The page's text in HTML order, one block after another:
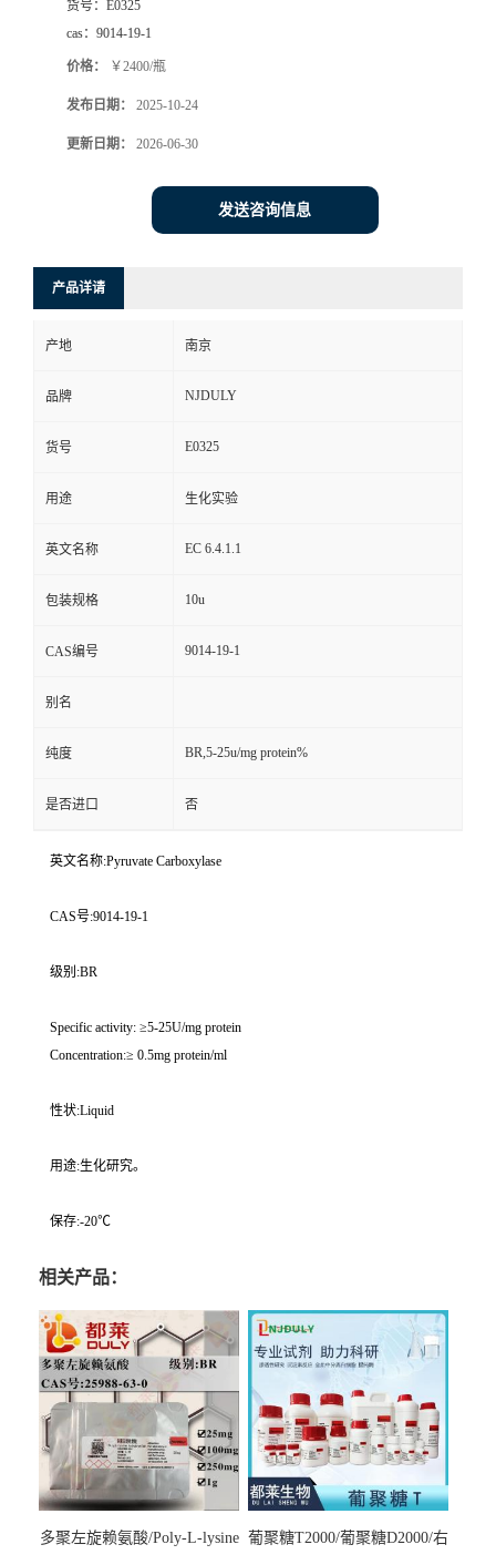
货号： E0325
cas： 9014-19-1
价格： ￥2400/瓶
发布日期： 2025-10-24
更新日期： 2026-06-30
发送咨询信息
产品详请
产地 南京
品牌 NJDULY
货号 E0325
用途 生化实验
英文名称 EC 6.4.1.1
包装规格 10u
CAS编号 9014-19-1
别名
纯度 BR,5-25u/mg protein%
是否进口 否
英文名称:Pyruvate Carboxylase
CAS号:9014-19-1
级别:BR
Specific activity: ≥5-25U/mg protein
Concentration:≥ 0.5mg protein/ml
性状:Liquid
用途:生化研究。
保存:-20℃
相关产品：
多聚左旋赖氨酸/Poly-L-lysine 葡聚糖T2000/葡聚糖D2000/右